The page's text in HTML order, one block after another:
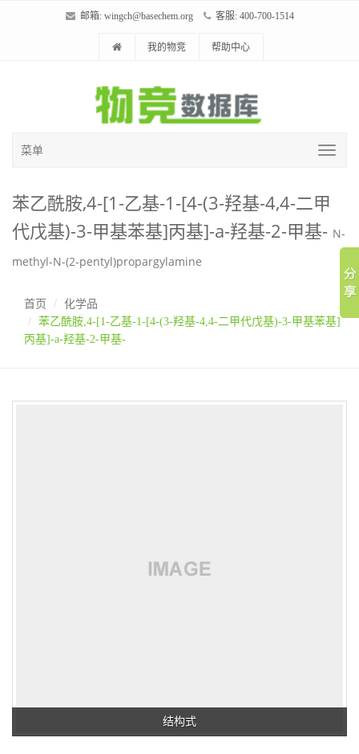
邮箱: wingch@basechem.org 客服: 400-700-1514
我的物竞 帮助中心
菜单
苯乙酰胺,4-[1-乙基-1-[4-(3-羟基-4,4-二甲
代戊基)-3-甲基苯基]丙基]-a-羟基-2-甲基- N-
methyl-N-(2-pentyl)propargylamine
首页
化学品
苯乙酰胺,4-[1-乙基-1-[4-(3-羟基-4,4-二甲代戊基)-3-甲基苯基]
丙基]-a-羟基-2-甲基-
结构式